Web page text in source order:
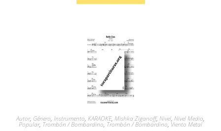
Autor, Género, Instrumento, KARAOKE, Mishka Ziganoff, Nivel, Nivel Medio,
Popular, Trombón / Bombardino, Trombón / Bombardino, Viento Metal